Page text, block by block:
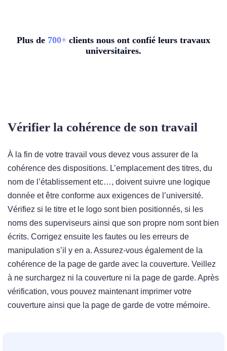
Plus de 700+ clients nous ont confié leurs travaux
universitaires.
Vérifier la cohérence de son travail
À la fin de votre travail vous devez vous assurer de la
cohérence des dispositions. L’emplacement des titres, du
nom de l’établissement etc…, doivent suivre une logique
donnée et être conforme aux exigences de l’université.
Vérifiez si le titre et le logo sont bien positionnés, si les
noms des superviseurs ainsi que son propre nom sont bien
écrits. Corrigez ensuite les fautes ou les erreurs de
manipulation s’il y en a. Assurez-vous également de la
cohérence de la page de garde avec la couverture. Veillez
à ne surchargez ni la couverture ni la page de garde. Après
vérification, vous pouvez maintenant imprimer votre
couverture ainsi que la page de garde de votre mémoire.